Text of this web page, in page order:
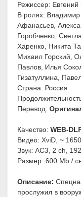
Режиссер:
В ролях:
Афанасьев,
Горобченко,
Харенко, Никита
Михаил Горский,
Павлов, Илья
Гизатуллина,
Страна: Россия
Перевод:
Качество: WEB-
Видео: XviD, ~
Звук: AC3, 2 ch,
Размер: 600 Mb /
Описание:
прослужил в